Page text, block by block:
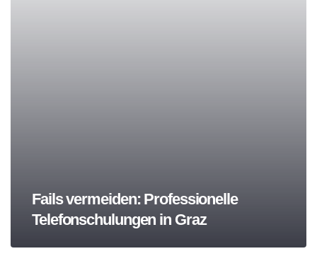
Fails vermeiden: Professionelle
Telefonschulungen in Graz